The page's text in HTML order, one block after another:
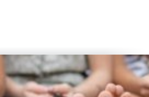
deutsch